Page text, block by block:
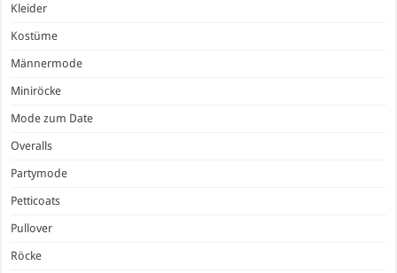
Kleider
Kostüme
Männermode
Miniröcke
Mode zum Date
Overalls
Partymode
Petticoats
Pullover
Röcke